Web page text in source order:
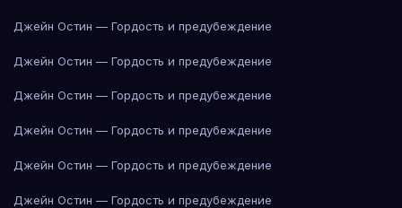
Джейн Остин — Гордость и предубеждение
Джейн Остин — Гордость и предубеждение
Джейн Остин — Гордость и предубеждение
Джейн Остин — Гордость и предубеждение
Джейн Остин — Гордость и предубеждение
Джейн Остин — Гордость и предубеждение